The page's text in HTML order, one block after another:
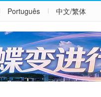
Português 中文/繁体